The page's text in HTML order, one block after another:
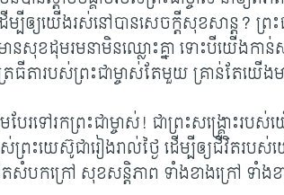
ម្បី​ឲ្យ​យើង​រស់​នៅ​បាន​សេចក្ដី​សុខសាន្ត? ព្
សុខដុមរមនាមិន​ឈ្លោះ​គ្នា ទោះបី​យើង​កាន់​
ធីតា​របស់​ព្រះ​ជា​ម្ចាស់​តែ​មួយ គ្រាន់​តែ​​យើ
បែរ​​ទៅ​រក​ព្រះ​ជា​ម្ចាស់! ជា​ព្រះ​សង្គ្រោះ​រ
ស់​ព្រះយេស៊ូ​ជា​រៀង​រាល់​ថ្ងៃ ដើម្បី​ឲ្យ​ជីវិត​រ
បក​​ក្រៅ​ សុខ​សន្តិភាព ទាំង​ខាង​ក្រៅ ទាំង​